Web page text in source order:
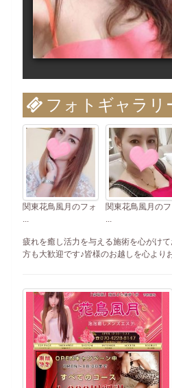
フォトギャラリ
関東花鳥風月のフォ
...
関東花鳥風月のフ
...
疲れを癒し活力を与える施術を心がけ
方も大歓迎です♪皆様のお越しを心より